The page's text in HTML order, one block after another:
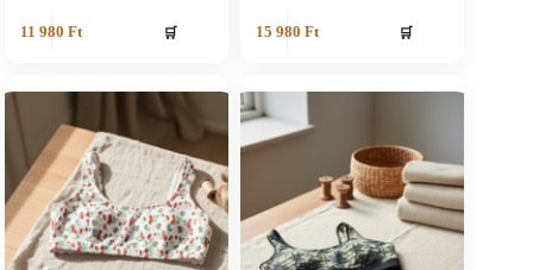
11 980Ft 🛒 15 980 Ft 🛒